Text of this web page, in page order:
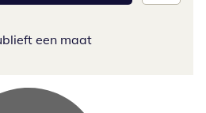
een maat